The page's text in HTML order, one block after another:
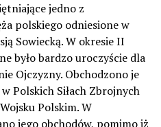
jedno z
polskiego odniesione w
Sowiecką. W okresie II
było bardzo uroczyście dla
Ojczyzny. Obchodzono je
Polskich Siłach Zbrojnych
Polskim. W
jego obchodów, pomimo iż